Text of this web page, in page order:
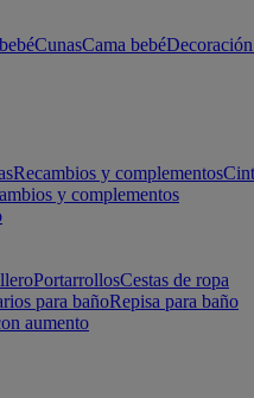
CunasCama bebé
Recambios y complementos
y complementos
PortarrollosCestas de ropa
para bañoRepisa para baño
aumento